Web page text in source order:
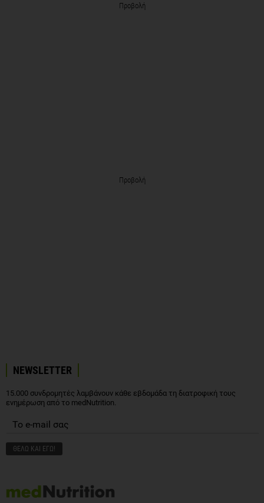
Προβολή
Προβολή
NEWSLETTER
15.000 συνδρομητές λαμβάνουν κάθε εβδομάδα τη διατροφική τους
ενημέρωση από το medNutrition.